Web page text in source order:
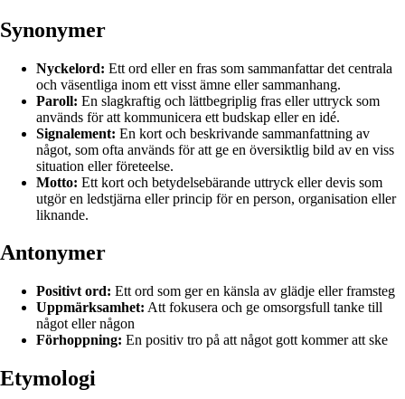
Synonymer
Nyckelord: Ett ord eller en fras som sammanfattar det centrala
och väsentliga inom ett visst ämne eller sammanhang.
Paroll: En slagkraftig och lättbegriplig fras eller uttryck som
används för att kommunicera ett budskap eller en idé.
Signalement: En kort och beskrivande sammanfattning av
något, som ofta används för att ge en översiktlig bild av en viss
situation eller företeelse.
Motto: Ett kort och betydelsebärande uttryck eller devis som
utgör en ledstjärna eller princip för en person, organisation eller
liknande.
Antonymer
Positivt ord: Ett ord som ger en känsla av glädje eller framsteg
Uppmärksamhet: Att fokusera och ge omsorgsfull tanke till
något eller någon
Förhoppning: En positiv tro på att något gott kommer att ske
Etymologi